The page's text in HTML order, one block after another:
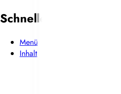
Schneller Zugang
Menü
Inhalt